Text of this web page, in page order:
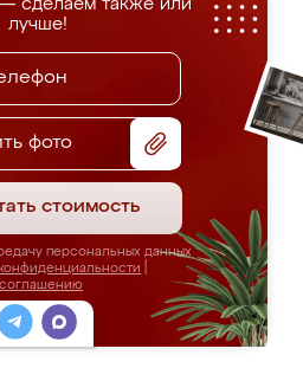
сделаем также или
лучше!
фото
стоимость
персональных данных
соглашению